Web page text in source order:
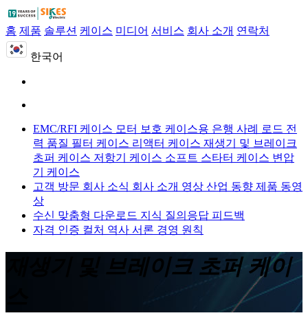
홈 제품 솔루션 케이스 미디어 서비스 회사 소개 연락처
한국어
EMC/RFI 케이스 모터 보호 케이스용 은행 사례 로드 전
력 품질 필터 케이스 리액터 케이스 재생기 및 브레이크
초퍼 케이스 저항기 케이스 소프트 스타터 케이스 변압
기 케이스
고객 방문 회사 소식 회사 소개 영상 산업 동향 제품 동영
상
수신 맞춤형 다운로드 지식 질의응답 피드백
자격 인증 컬처 역사 서론 경영 원칙
재생기 및 브레이크 초퍼 케이